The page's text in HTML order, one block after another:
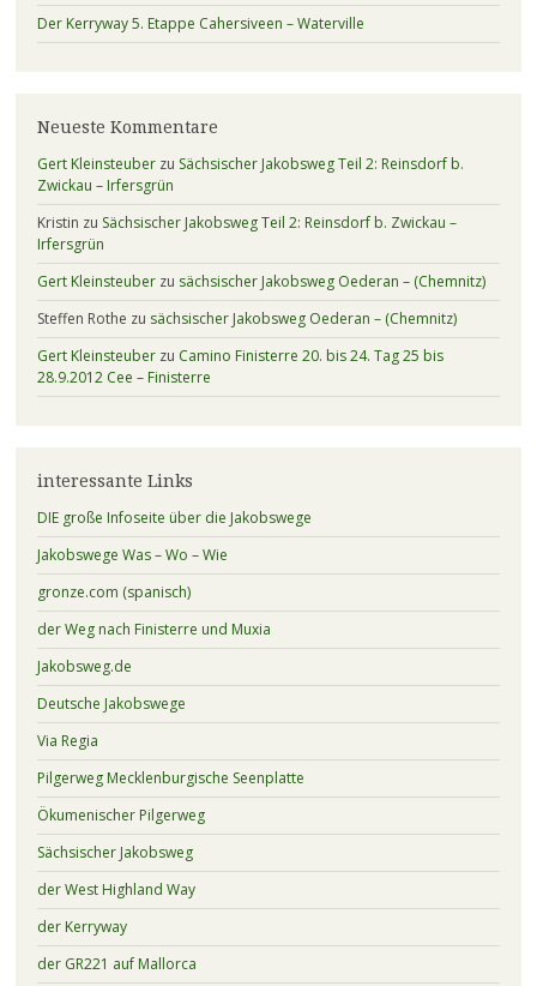
Der Kerryway 5. Etappe Cahersiveen – Waterville
Neueste Kommentare
Gert Kleinsteuberzu Sächsischer Jakobsweg Teil 2: Reinsdorf b.
Zwickau – Irfersgrün
Kristin zu Sächsischer Jakobsweg Teil 2: Reinsdorf b. Zwickau –
Irfersgrün
Gert Kleinsteuberzu sächsischer Jakobsweg Oederan – (Chemnitz)
Steffen Rothe zu sächsischer Jakobsweg Oederan – (Chemnitz)
Gert Kleinsteuberzu Camino Finisterre 20. bis 24. Tag 25 bis
28.9.2012 Cee – Finisterre
interessante Links
DIE große Infoseite über die Jakobswege
Jakobswege Was – Wo – Wie
gronze.com (spanisch)
der Weg nach Finisterre und Muxia
Jakobsweg.de
Deutsche Jakobswege
Via Regia
Pilgerweg Mecklenburgische Seenplatte
Ökumenischer Pilgerweg
Sächsischer Jakobsweg
der West Highland Way
der Kerryway
der GR221 auf Mallorca